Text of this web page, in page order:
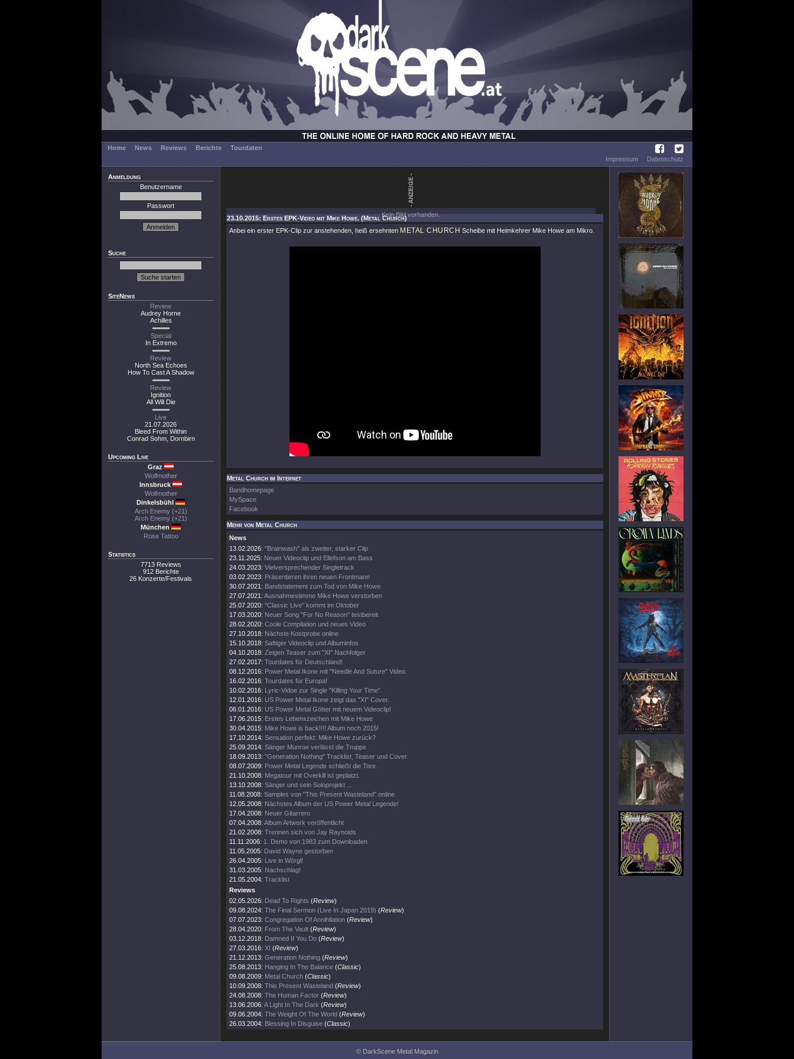
Home News Reviews Berichte
Tourdaten
Impressum
Datenschutz
Anmeldung
Benutzername
Passwort
Suche
SiteNews
Review
Audrey Horne
Achilles
Special
In Extremo
Review
North Sea Echoes
How To Cast A Shadow
Review
Ignition
All Will Die
Live
21.07.2026
Bleed From Within
Conrad Sohm, Dornbirn
Upcoming Live
Graz
Wolfmother
Innsbruck
Wolfmother
Dinkelsbühl
Arch Enemy (+21)
Arch Enemy (+21)
München
Rose Tattoo
Statistics
7713 Reviews
912 Berichte
26 Konzerte/Festivals
Kein Bild vorhanden.
23.10.2015: Erstes EPK-Video mit Mike Howe. (Metal Church)
Anbei ein erster EPK-Clip zur anstehenden, heiß ersehnten METAL CHURCH Scheibe mit Heimkehrer Mike Howe am Mikro.
Metal Church im Internet
Bandhomepage
MySpace
Facebook
Mehr von Metal Church
News
13.02.2026: "Brainwash" als zweiter, starker Clip
23.11.2025: Neuer Videoclip und Ellefson am Bass
24.03.2023: Vielversprechender Singletrack
03.02.2023: Präsentieren ihren neuen Frontmann
30.07.2021: Bandstatement zum Tod von Mike Howe
27.07.2021: Ausnahmestimme Mike Howe verstorben
25.07.2020: "Classic Live" kommt im Oktober
17.03.2020: Neuer Song "For No Reason" testbereit
28.02.2020: Coole Compilation und neues Video
27.10.2018: Nächste Kostprobe online
15.10.2018: Saftiger Videoclip und Albuminfos
04.10.2018: Zeigen Teaser zum "XI" Nachfolger
27.02.2017: Tourdates für Deutschland!
08.12.2016: Power Metal Ikone mit "Needle And Suture" Video.
16.02.2016: Tourdates für Europa!
10.02.2016: Lyric-Vidoe zur Single "Killing Your Time".
12.01.2016: US Power Metal Ikone zeigt das "XI" Cover.
06.01.2016: US Power Metal Götter mit neuem Videoclip!
17.06.2015: Erstes Lebenszeichen mit Mike Howe
30.04.2015: Mike Howe is back!!!! Album noch 2015!
17.10.2014: Sensation perfekt: Mike Howe zurück?
25.09.2014: Sänger Munroe verlässt die Truppe
18.09.2013: "Generation Nothing" Tracklist, Teaser und Cover.
08.07.2009: Power Metal Legende schließt die Tore.
21.10.2008: Megatour mit Overkill ist geplatzt.
13.10.2008: Sänger und sein Soloprojekt ...
11.08.2008: Samples von "This Present Wasteland" online.
12.05.2008: Nächstes Album der US Power Metal Legende!
17.04.2008: Neuer Gitarrero
07.04.2008: Album Artwork veröffentlicht
21.02.2008: Trennen sich von Jay Raynolds
11.11.2006: 1. Demo von 1983 zum Downloaden
11.05.2005: David Wayne gestorben
26.04.2005: Live in Wörgl!
31.03.2005: Nachschlag!
21.05.2004: Tracklist
Reviews
02.05.2026: Dead To Rights (Review)
09.08.2024: The Final Sermon (Live In Japan 2019) (Review)
07.07.2023: Congregation Of Annihilation (Review)
28.04.2020: From The Vault (Review)
03.12.2018: Damned If You Do (Review)
27.03.2016: XI (Review)
21.12.2013: Generation Nothing (Review)
25.08.2013: Hanging In The Balance (Classic)
09.08.2009: Metal Church (Classic)
10.09.2008: This Present Wasteland (Review)
24.08.2008: The Human Factor (Review)
13.06.2006: A Light In The Dark (Review)
09.06.2004: The Weight Of The World (Review)
26.03.2004: Blessing In Disguise (Classic)
© DarkScene Metal Magazin